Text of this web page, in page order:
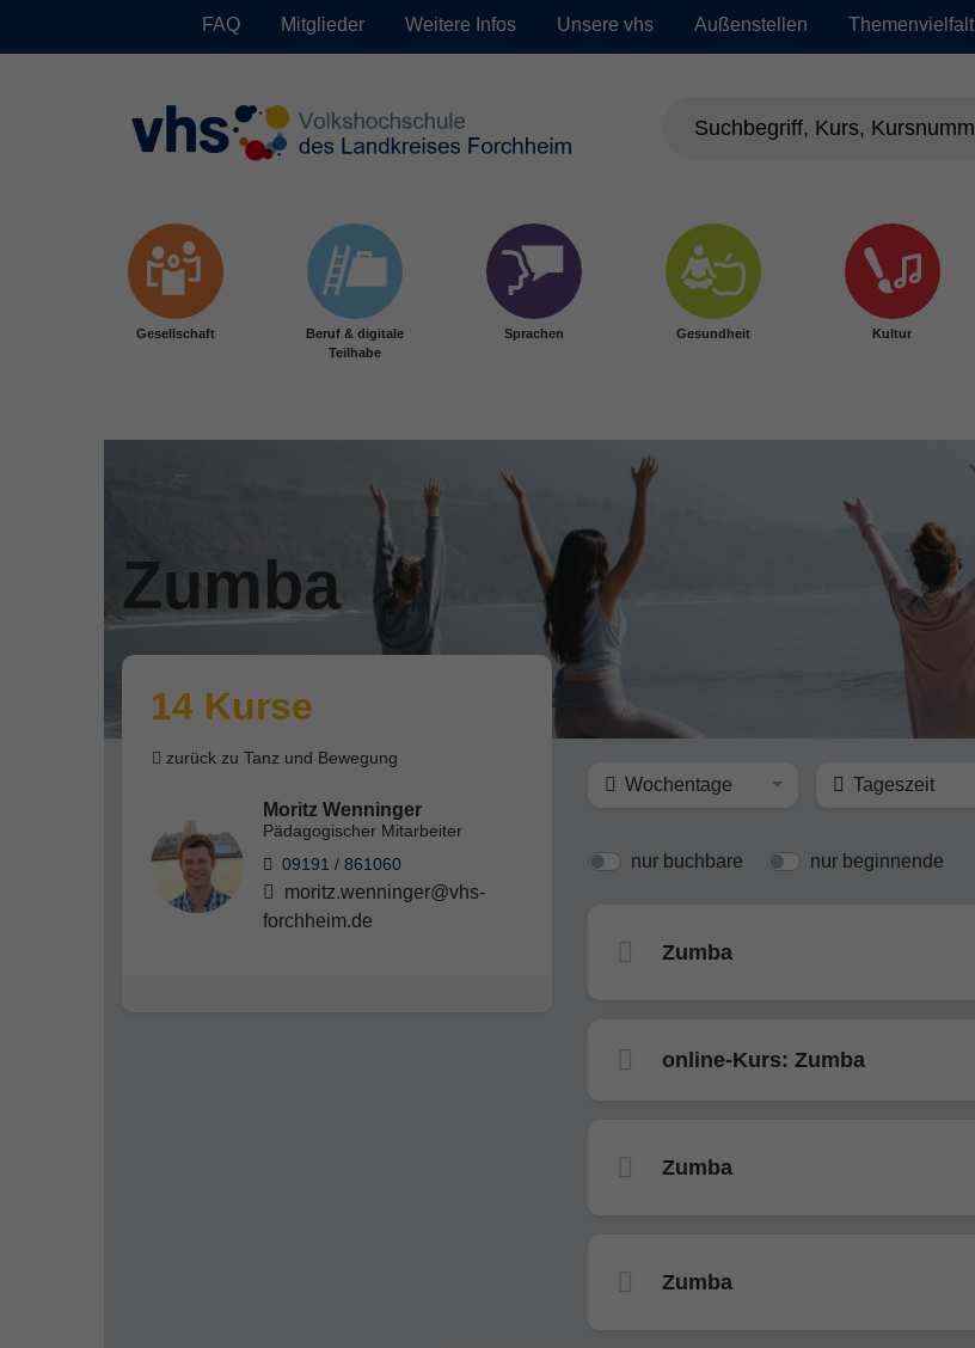
FAQ Mitglieder Weitere Infos Unsere vhs Außenstellen Themenvielfalt
Gesellschaft
Beruf & digitale
Teilhabe
Sprachen Gesundheit Kultur
Zumba
14 Kurse
zurück zu Tanz und Bewegung
Moritz Wenninger
Pädagogischer Mitarbeiter
09191 / 861060
moritz.wenninger@vhs-
forchheim.de
Wochentage Tageszeit
nur buchbare nur beginnende
Zumba
online-Kurs: Zumba
Zumba
Zumba